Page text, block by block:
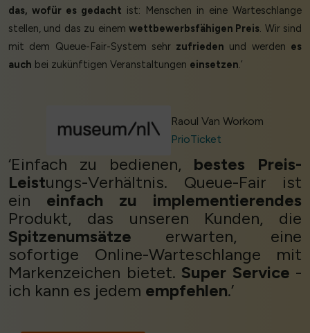
das, wofür es gedacht ist: Menschen in eine Warteschlange
stellen, und das zu einem wettbewerbsfähigen Preis. Wir sind
mit dem Queue-Fair-System sehr zufrieden und werden es
auch bei zukünftigen Veranstaltungen einsetzen.’
Raoul Van Workom
PrioTicket
‘Einfach zu bedienen, bestes Preis-
Leistungs-Verhältnis. Queue-Fair ist
ein einfach zu implementierendes
Produkt, das unseren Kunden, die
Spitzenumsätze erwarten, eine
sofortige Online-Warteschlange mit
Markenzeichen bietet. Super Service -
ich kann es jedem empfehlen.’